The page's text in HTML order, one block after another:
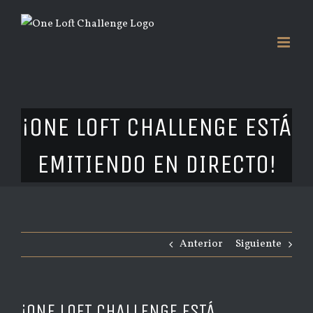
¡ONE LOFT CHALLENGE ESTÁ
EMITIENDO EN DIRECTO!
Anterior Siguiente